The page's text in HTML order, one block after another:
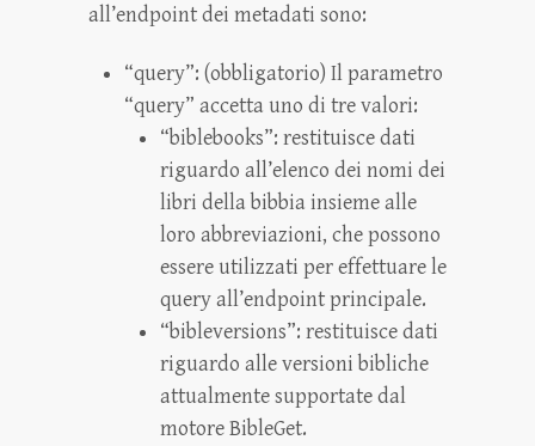
all’endpoint dei metadati sono:
“query”: (obbligatorio) Il parametro
“query” accetta uno di tre valori:
“biblebooks”: restituisce dati
riguardo all’elenco dei nomi dei
libri della bibbia insieme alle
loro abbreviazioni, che possono
essere utilizzati per effettuare le
query all’endpoint principale.
“bibleversions”: restituisce dati
riguardo alle versioni bibliche
attualmente supportate dal
motore BibleGet.